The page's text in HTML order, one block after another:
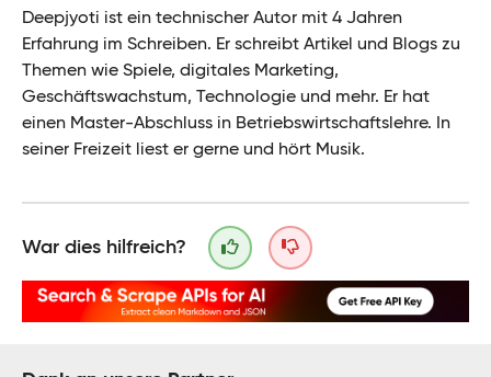
Deepjyoti ist ein technischer Autor mit 4 Jahren
Erfahrung im Schreiben. Er schreibt Artikel und Blogs zu
Themen wie Spiele, digitales Marketing,
Geschäftswachstum, Technologie und mehr. Er hat
einen Master-Abschluss in Betriebswirtschaftslehre. In
seiner Freizeit liest er gerne und hört Musik.
War dies hilfreich?